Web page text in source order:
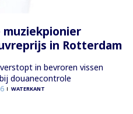
muziekpionier
in Rotterdam
in bevroren vissen
douanecontrole
WATERKANT